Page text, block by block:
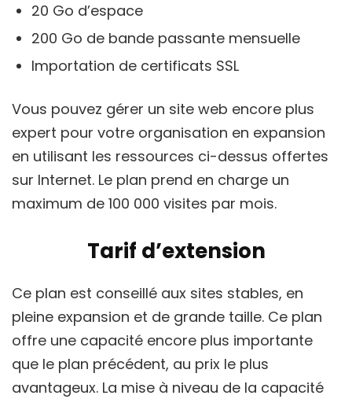
20 Go d’espace
200 Go de bande passante mensuelle
Importation de certificats SSL
Vous pouvez gérer un site web encore plus
expert pour votre organisation en expansion
en utilisant les ressources ci-dessus offertes
sur Internet. Le plan prend en charge un
maximum de 100 000 visites par mois.
Tarif d’extension
Ce plan est conseillé aux sites stables, en
pleine expansion et de grande taille. Ce plan
offre une capacité encore plus importante
que le plan précédent, au prix le plus
avantageux. La mise à niveau de la capacité